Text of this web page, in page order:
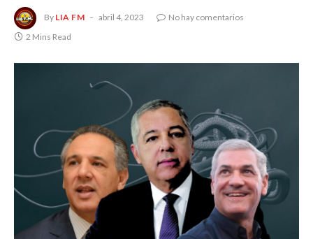
By LIA FM abril 4, 2023
No hay comentarios
2 Mins Read